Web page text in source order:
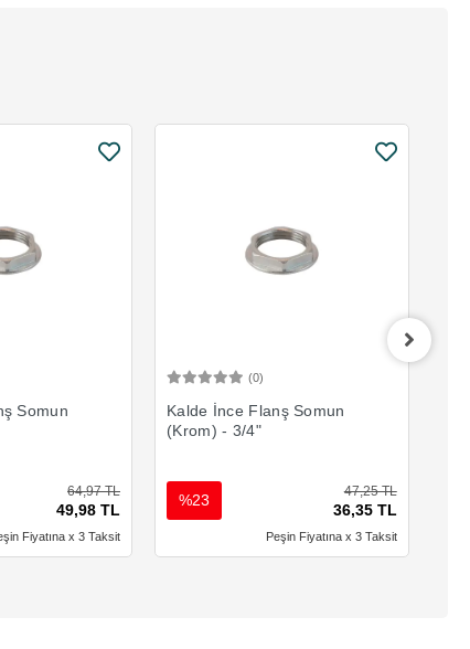
Somun
64,97 TL
49,98 TL
Fiyatına x 3 Taksit
(0)
Kalde İnce Flanş Somun
(Krom) - 3/4"
47,25 TL
36,35 TL
%23
Peşin Fiyatına x 3 Taksit